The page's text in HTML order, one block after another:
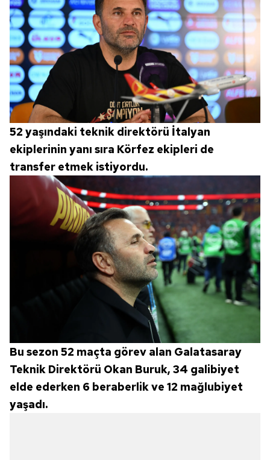
verileriniz işlenmekte olup gerekli olan çerezler bilgi
toplumu hizmetlerinin sunulması amacıyla
kullanılmaktadır. Diğer çerezler, sitemizin daha işlevsel
kılınması ve kişiselleştirilmesi ve sizlere yönelik
reklam/pazarlama faaliyetlerinin yapılması, amaçlarıyla
sınırlı olarak açık rızanız dahilinde kullanılacaktır.
Çerezlere ilişkin tercihlerinizi aşağıda yer alan panel
vasıtasıyla belirleyebilirsiniz. Çerezlere ilişkin detaylı bilgi
için Ayarlar butonuna tıklayabilir,
Çerez Bilgilendirme
Metnimiziziyaret edebilirsiniz.
6698 sayılı Kişisel Verilerin Korunması Kanunu uyarınca
hazırlanmış Aydınlatma Metnimizi okumak ve sitemizde
ilgili mevzuata uygun olarak kullanılan çerezlerle ilgili bilgi
almak için lütfentıklayınız
52 yaşındaki teknik direktörü İtalyan
ekiplerinin yanı sıra Körfez ekipleri de
transfer etmek istiyordu.
Bu sezon 52 maçta görev alan Galatasaray
Teknik Direktörü Okan Buruk, 34 galibiyet
elde ederken 6 beraberlik ve 12 mağlubiyet
yaşadı.